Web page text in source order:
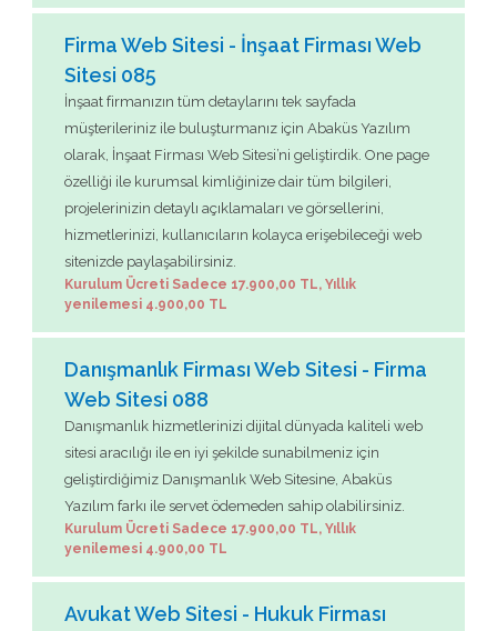
Firma Web Sitesi - İnşaat Firması Web
Sitesi 085
İnşaat firmanızın tüm detaylarını tek sayfada
müşterileriniz ile buluşturmanız için Abaküs Yazılım
olarak, İnşaat Firması Web Sitesi’ni geliştirdik. One page
özelliği ile kurumsal kimliğinize dair tüm bilgileri,
projelerinizin detaylı açıklamaları ve görsellerini,
hizmetlerinizi, kullanıcıların kolayca erişebileceği web
sitenizde paylaşabilirsiniz.
Kurulum Ücreti Sadece 17.900,00 TL, Yıllık
yenilemesi 4.900,00 TL
Danışmanlık Firması Web Sitesi - Firma
Web Sitesi 088
Danışmanlık hizmetlerinizi dijital dünyada kaliteli web
sitesi aracılığı ile en iyi şekilde sunabilmeniz için
geliştirdiğimiz Danışmanlık Web Sitesine, Abaküs
Yazılım farkı ile servet ödemeden sahip olabilirsiniz.
Kurulum Ücreti Sadece 17.900,00 TL, Yıllık
yenilemesi 4.900,00 TL
Avukat Web Sitesi - Hukuk Firması